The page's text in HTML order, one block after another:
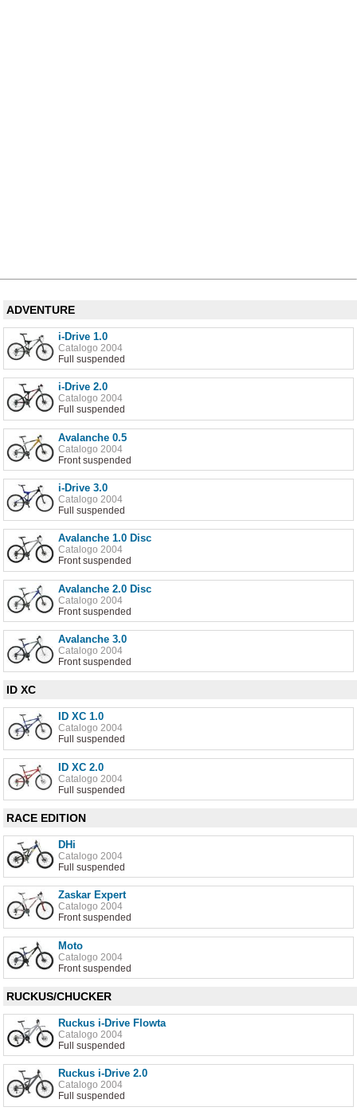
ADVENTURE
i-Drive 1.0
Catalogo 2004
Full suspended
i-Drive 2.0
Catalogo 2004
Full suspended
Avalanche 0.5
Catalogo 2004
Front suspended
i-Drive 3.0
Catalogo 2004
Full suspended
Avalanche 1.0 Disc
Catalogo 2004
Front suspended
Avalanche 2.0 Disc
Catalogo 2004
Front suspended
Avalanche 3.0
Catalogo 2004
Front suspended
ID XC
ID XC 1.0
Catalogo 2004
Full suspended
ID XC 2.0
Catalogo 2004
Full suspended
RACE EDITION
DHi
Catalogo 2004
Full suspended
Zaskar Expert
Catalogo 2004
Front suspended
Moto
Catalogo 2004
Front suspended
RUCKUS/CHUCKER
Ruckus i-Drive Flowta
Catalogo 2004
Full suspended
Ruckus i-Drive 2.0
Catalogo 2004
Full suspended